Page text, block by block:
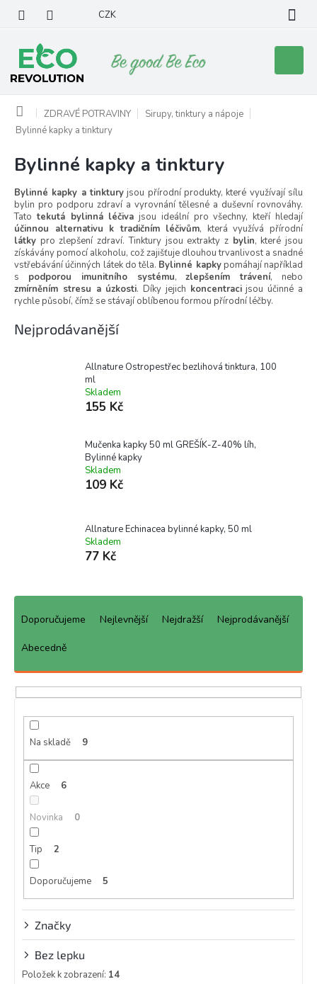
obsah
CZK
košík
Domů ZDRAVÉ POTRAVINY
Sirupy, tinktury a nápoje
Bylinné kapky a tinktury
Bylinné kapky a tinktury
Bylinné kapky a tinktury jsou přírodní produkty, které využívají sílu
bylin pro podporu zdraví a vyrovnání tělesné a duševní rovnováhy.
Tatotekutá bylinná léčiva jsou ideální pro všechny, kteří hledají
účinnou alternativu k tradičním léčivům, která využívá přírodní
látky pro zlepšení zdraví. Tinktury jsou extrakty z bylin, které jsou
získávány pomocí alkoholu, což zajišťuje dlouhou trvanlivost a snadné
vstřebávání účinných látek do těla. Bylinné kapkypomáhají například
s podporou imunitního systému,zlepšením trávení, nebo
zmírněním stresu a úzkosti. Díky jejich koncentracijsou účinné a
rychle působí, čímž se stávají oblíbenou formou přírodní léčby.
Nejprodávanější
Allnature Ostropestřec bezlihová tinktura, 100
ml
Skladem
155 Kč
Mučenka kapky 50 ml GREŠÍK-Z-40% líh,
Bylinné kapky
Skladem
109 Kč
Allnature Echinacea bylinné kapky, 50 ml
Skladem
77 Kč
Ř
p
Doporučujeme Nejlevnější Nejdražší Nejprodávanější
Abecedně
Na skladě 9
Akce 6
Novinka 0
Tip 2
Doporučujeme 5
Značky
Bez lepku
Položek k zobrazení: 14